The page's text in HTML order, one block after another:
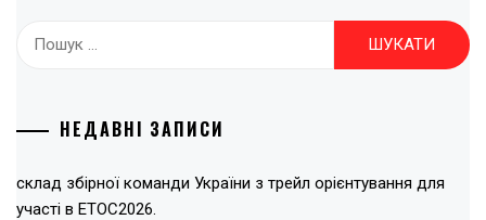
НЕДАВНІ ЗАПИСИ
склад збірної команди України з трейл орієнтування для
участі в ЕТОС2026.